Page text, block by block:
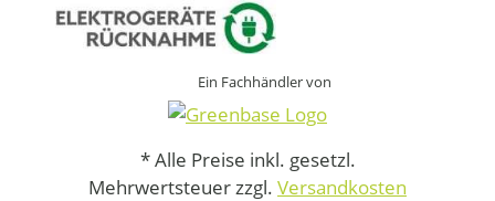
Ein Fachhändler von
* Alle Preise inkl. gesetzl.
Mehrwertsteuer zzgl. Versandkosten